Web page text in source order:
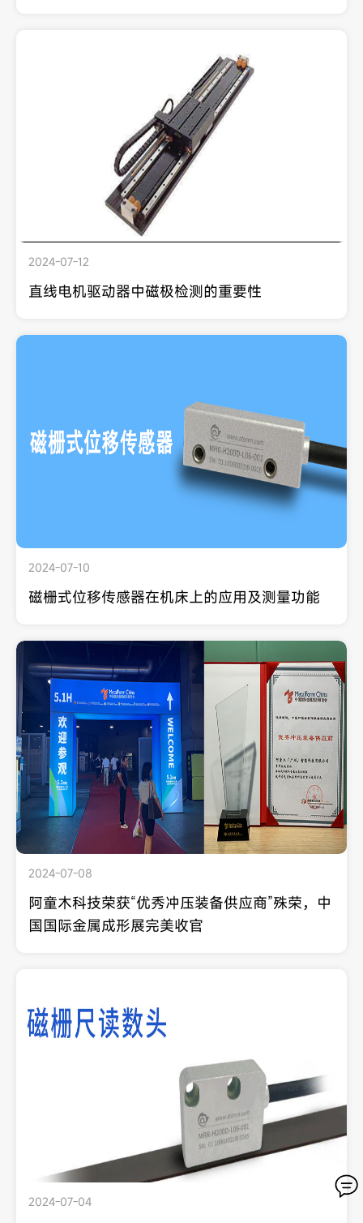
2024-07-12
直线电机驱动器中磁极检测的重要性
2024-07-10
磁栅式位移传感器在机床上的应用及测量功能
2024-07-08
阿童木科技荣获“优秀冲压装备供应商”殊荣，中
国国际金属成形展完美收官
2024-07-04